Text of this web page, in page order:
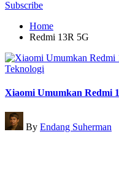
Subscribe
Home
Redmi 13R 5G
Posted
Teknologi
Xiaomi Umumkan Redmi
Posted
by
By Endang Suherman